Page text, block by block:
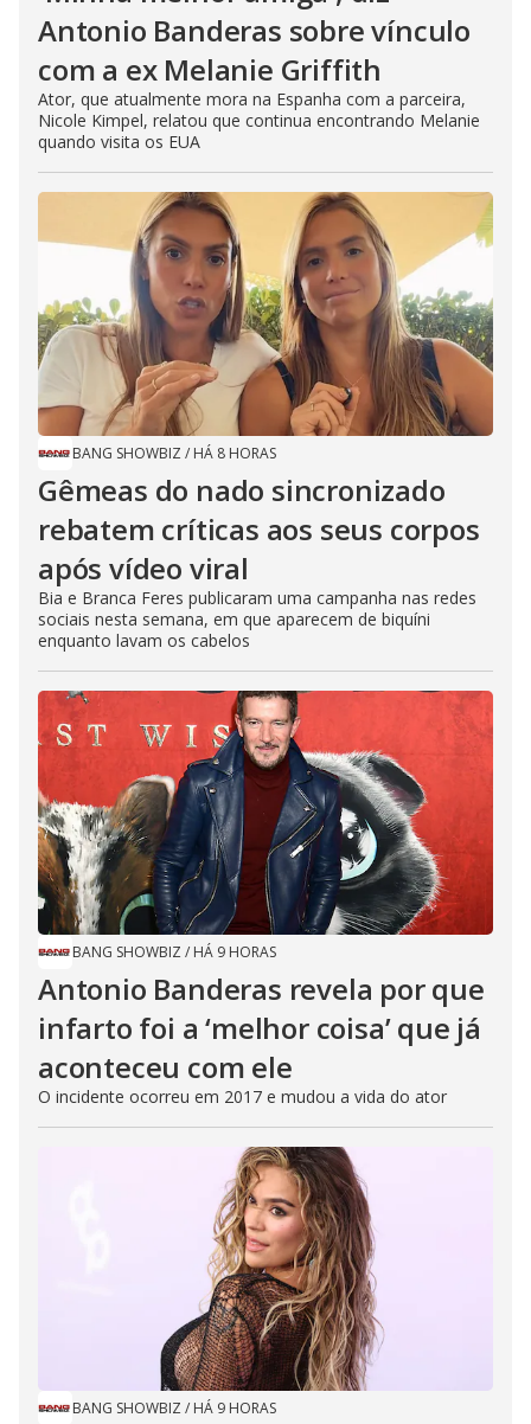
Antonio Banderas sobre vínculo
com a ex Melanie Griffith
Ator, que atualmente mora na Espanha com a parceira,
Nicole Kimpel, relatou que continua encontrando Melanie
quando visita os EUA
BANG SHOWBIZ / HÁ 8 HORAS
Gêmeas do nado sincronizado
rebatem críticas ​a​os seus corpos
após vídeo viral
Bia e Branca Feres publicaram uma campanha nas redes
sociais nesta semana, em que aparecem de biquíni
enquanto lavam os cabelos
BANG SHOWBIZ / HÁ 9 HORAS
Antonio Banderas revela por que
infarto foi a ‘melhor coisa’ que já
aconteceu com ele
O incidente ocorreu em 2017 e mudou a vida do ator
BANG SHOWBIZ / HÁ 9 HORAS